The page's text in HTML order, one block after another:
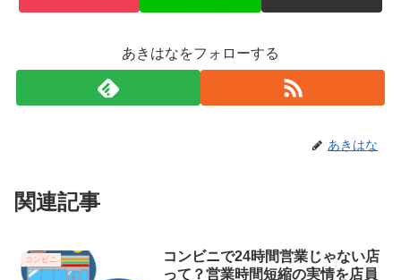
あきはなをフォローする
あきはな
関連記事
コンビニ
コンビニで24時間営業じゃない店
って？営業時間短縮の実情を店員